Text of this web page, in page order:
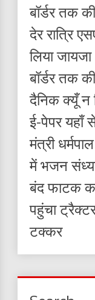
बॉर्डर तक
देर रात्रि
लिया जायजा
बॉर्डर तक
दैनिक क्यूँ
ई-पेपर यहाँ
मंत्री
में भजन
बंद फाटक
पहुंचा
टक्कर